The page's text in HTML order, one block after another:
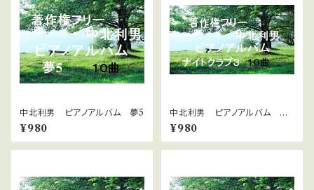
中北利男 ピアノアルバム 夢5
¥980
中北利男 ピアノアルバム ナ
イトクラブ３
¥980